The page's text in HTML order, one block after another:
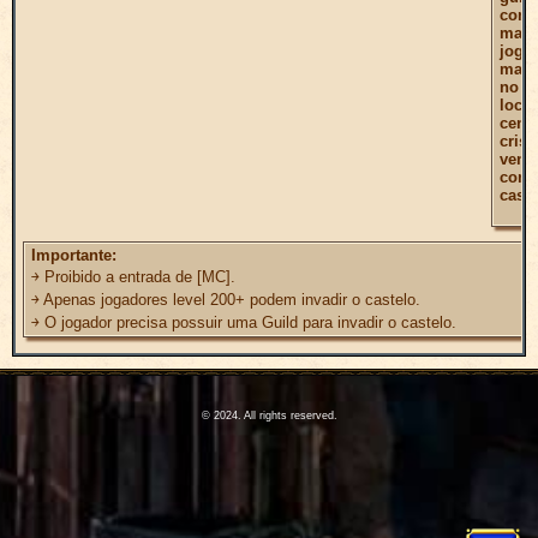
no
Importante:
￫ Proibido a entrada de [MC].
￫ Apenas jogadores level 200+ podem invadir o castelo.
￫ O jogador precisa possuir uma Guild para invadir o castelo.
© 2024. All rights reserved.